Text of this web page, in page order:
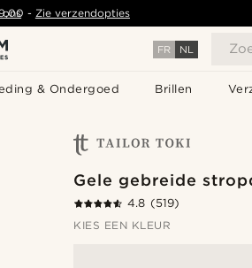
FR NL
& Ondergoed Brillen
- Zie verzendopties
Gele gebreide
4.8 (519)
KIES EEN KLEUR